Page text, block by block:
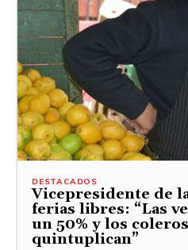
DESTACADOS
Vicepresidente de
ferias libres: “Las
un 50% y los
quintuplican”